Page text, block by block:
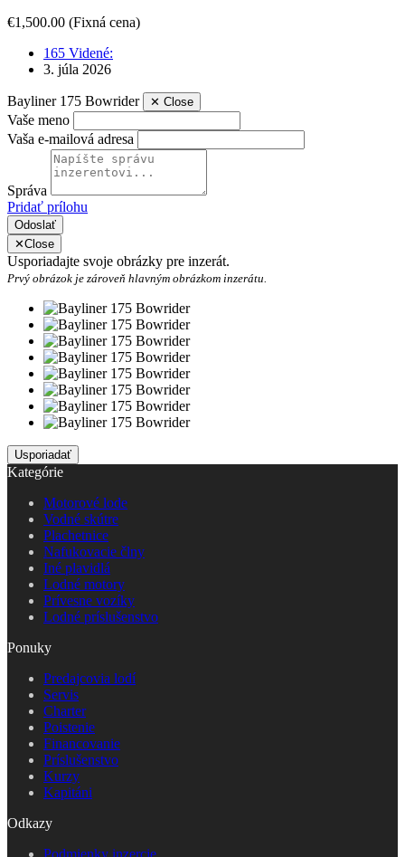
€1,500.00 (Fixná cena)
165 Videné:
3. júla 2026
Bayliner 175 Bowrider ✕ Close
Vaše meno
Vaša e-mailová adresa
Správa
Pridať prílohu
Odoslať
✕Close
Usporiadajte svoje obrázky pre inzerát.
Prvý obrázok je zároveň hlavným obrázkom inzerátu.
Kategórie
Motorové lode
Vodné skútre
Plachetnice
Nafukovacie člny
Iné plavidlá
Lodné motory
Prívesne vozíky
Lodné príslušenstvo
Ponuky
Predajcovia lodí
Servis
Charter
Poistenie
Financovanie
Príslušenstvo
Kurzy
Kapitáni
Odkazy
Podmienky inzercie